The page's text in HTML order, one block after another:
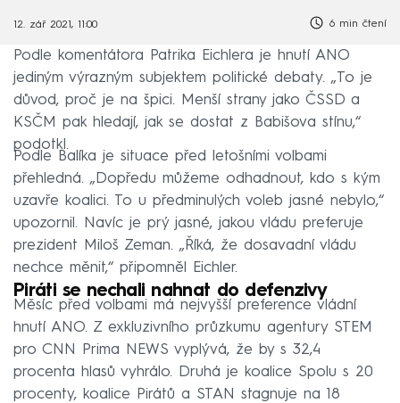
12. zář 2021, 11:00 6 min čtení
Podle komentátora Patrika Eichlera je hnutí ANO
jediným výrazným subjektem politické debaty. „To je
důvod, proč je na špici. Menší strany jako ČSSD a
KSČM pak hledají, jak se dostat z Babišova stínu,“
podotkl.
Podle Balíka je situace před letošními volbami
přehledná. „Dopředu můžeme odhadnout, kdo s kým
uzavře koalici. To u předminulých voleb jasné nebylo,“
upozornil. Navíc je prý jasné, jakou vládu preferuje
prezident Miloš Zeman. „Říká, že dosavadní vládu
nechce měnit,“ připomněl Eichler.
Piráti se nechali nahnat do defenzivy
Měsíc před volbami má nejvyšší preference vládní
hnutí ANO. Z exkluzivního průzkumu agentury STEM
pro CNN Prima NEWS vyplývá, že by s 32,4
procenta hlasů vyhrálo. Druhá je koalice Spolu s 20
procenty, koalice Pirátů a STAN stagnuje na 18